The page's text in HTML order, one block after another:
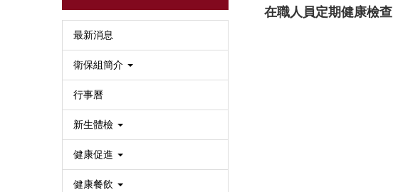
最新消息
衛保組簡介
行事曆
新生體檢
健康促進
健康餐飲
在職人員定期健康檢查